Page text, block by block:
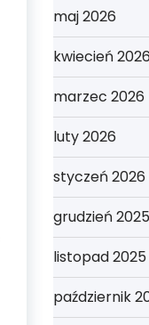
maj 2026
kwiecień 2026
marzec 2026
luty 2026
styczeń 2026
grudzień 2025
listopad 2025
październik